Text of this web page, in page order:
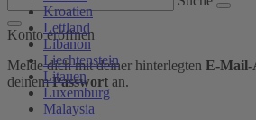
Kroatien
Lettland
Libanon
Liechtenstein
Litauen
Luxemburg
Malaysia
Konto eröffnen
Melde dich mit deiner hinterlegten E-Mail-
deinemPasswort an.